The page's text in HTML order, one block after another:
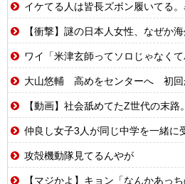
イケてる人は皆長ズボン履いてる。暑い中でも我慢して長ズボ
【衝撃】謎の日本人女性、なぜか海
ワイ「米津玄師ってソロじゃなくてバンド
大山悠輔 高めをセンターへ 初回
【動画】社会舐めてたZ世代の末路。気に入らないことがあれば
仲良し女子3人が同じ中学を一緒に受験して合格した
攻殻機動隊見てるんやが
【マジかよ】キョン「なんかあっちの方に全